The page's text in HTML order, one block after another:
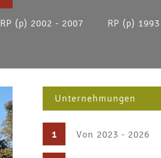
RP (p) 2002 - 2007 RP (p)
Unternehmungen
1 Von 2023 - 2026